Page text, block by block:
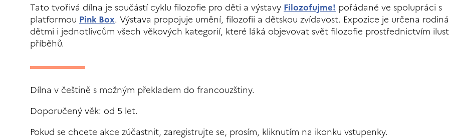
Tato tvořivá dílna je součástí cyklu filozofie pro děti a výstavy Filozofujme! pořádané ve spolupráci s
platformou Pink Box. Výstava propojuje umění, filozofii a dětskou zvídavost. Expozice je určena
dětmi i jednotlivcům všech věkových kategorií, které láká objevovat svět filozofie prostřednictvím
příběhů.
Dílna v češtině s možným překladem do francouzštiny.
Doporučený věk: od 5 let.
Pokud se chcete akce zúčastnit, zaregistrujte se, prosím, kliknutím na ikonku vstupenky.